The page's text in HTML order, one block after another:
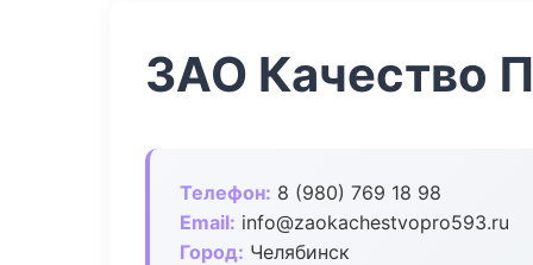
ЗАО Качество
Телефон: 8 (980) 769 18 98
Email: info@zaokachestvopro593.ru
Город: Челябинск